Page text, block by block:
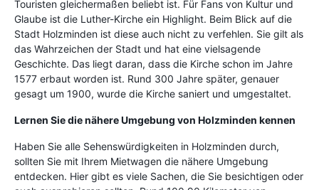
Touristen gleichermaßen beliebt ist. Für Fans von Kultur und
Glaube ist die Luther-Kirche ein Highlight. Beim Blick auf die
Stadt Holzminden ist diese auch nicht zu verfehlen. Sie gilt als
das Wahrzeichen der Stadt und hat eine vielsagende
Geschichte. Das liegt daran, dass die Kirche schon im Jahre
1577 erbaut worden ist. Rund 300 Jahre später, genauer
gesagt um 1900, wurde die Kirche saniert und umgestaltet.
Lernen Sie die nähere Umgebung von Holzminden kennen
Haben Sie alle Sehenswürdigkeiten in Holzminden durch,
sollten Sie mit Ihrem Mietwagen die nähere Umgebung
entdecken. Hier gibt es viele Sachen, die Sie besichtigen oder